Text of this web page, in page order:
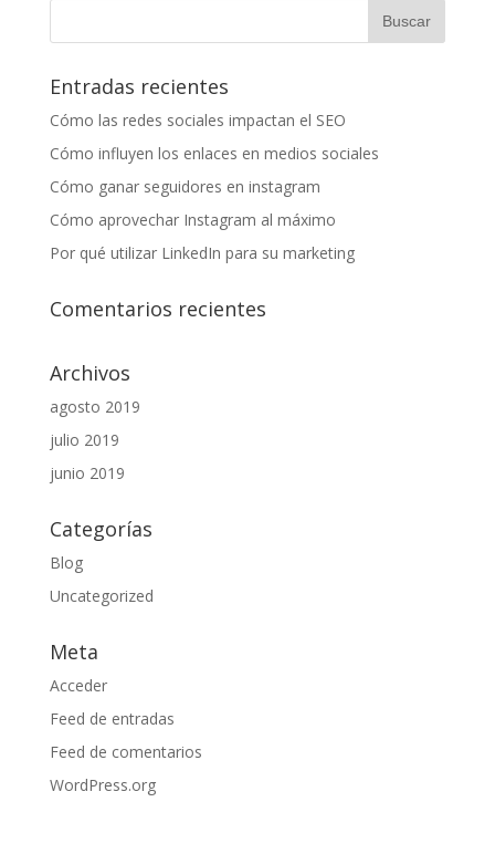
Entradas recientes
Cómo las redes sociales impactan el SEO
Cómo influyen los enlaces en medios sociales
Cómo ganar seguidores en instagram
Cómo aprovechar Instagram al máximo
Por qué utilizar LinkedIn para su marketing
Comentarios recientes
Archivos
agosto 2019
julio 2019
junio 2019
Categorías
Blog
Uncategorized
Meta
Acceder
Feed de entradas
Feed de comentarios
WordPress.org